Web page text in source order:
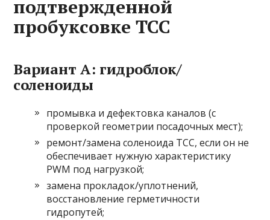
подтвержденной
пробуксовке TCC
Вариант A: гидроблок/
соленоиды
промывка и дефектовка каналов (с
проверкой геометрии посадочных мест);
ремонт/замена соленоида TCC, если он не
обеспечивает нужную характеристику
PWM под нагрузкой;
замена прокладок/уплотнений,
восстановление герметичности
гидропутей;